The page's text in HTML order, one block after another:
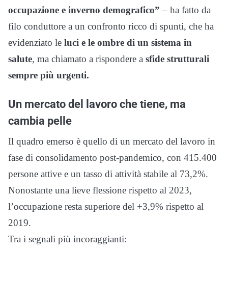
occupazione e inverno demografico” – ha fatto da
filo conduttore a un confronto ricco di spunti, che ha
evidenziato le luci e le ombre di un sistema in
salute, ma chiamato a rispondere a sfide strutturali
sempre più urgenti.
Un mercato del lavoro che tiene, ma
cambia pelle
Il quadro emerso è quello di un mercato del lavoro in
fase di consolidamento post-pandemico, con 415.400
persone attive e un tasso di attività stabile al 73,2%.
Nonostante una lieve flessione rispetto al 2023,
l’occupazione resta superiore del +3,9% rispetto al
2019.
Tra i segnali più incoraggianti: